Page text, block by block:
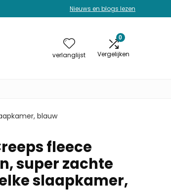
Nieuws en blogs lezen
verlanglijst
0
Vergelijken
blauw
fleece
super zachte
slaapkamer,